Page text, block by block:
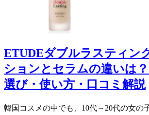
ETUDEダブルラスティン
ションとセラムの違いは
選び・使い方・口コミ解説
韓国コスメの中でも、10代～20代の女の